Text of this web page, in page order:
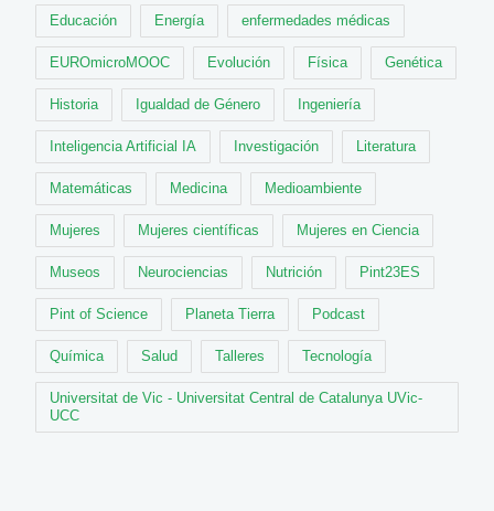
Educación Energía enfermedades médicas
EUROmicroMOOC Evolución Física Genética
Historia Igualdad de Género Ingeniería
Inteligencia Artificial IA Investigación Literatura
Matemáticas Medicina Medioambiente
Mujeres Mujeres científicas Mujeres en Ciencia
Museos Neurociencias Nutrición Pint23ES
Pint of Science Planeta Tierra Podcast
Química Salud Talleres Tecnología
Universitat de Vic - Universitat Central de Catalunya UVic-
UCC